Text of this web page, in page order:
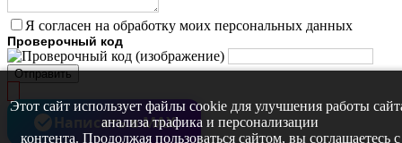
Стевия
Тимьян ползучий (чабрец)
Фенхель лекарственный
Цикорий лекарственный
Череда лекарственная
Чернокорень
Шалфей
Этот сайт использует файлы cookie для улучшения работы
анализа трафика и персонализации
контента. Продолжая пользоваться сайтом, вы соглашаетесь с
Я согласен на обработку моих персональных данных
Проверочный код
Отправить
Написать в MAX